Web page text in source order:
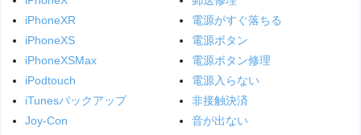
iPhoneXR
iPhoneXS
iPhoneXSMax
iPodtouch
iTunesバックアップ
Joy-Con
電源がすぐ落ちる
電源ボタン
電源ボタン修理
電源入らない
非接触決済
音が出ない